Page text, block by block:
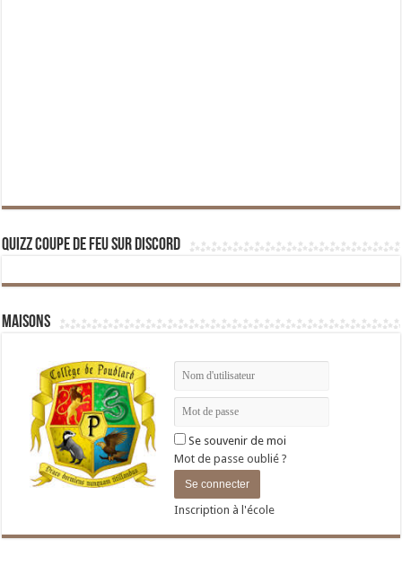
Quizz Coupe de Feu sur Discord
Maisons
Se souvenir de moi
Mot de passe oublié ?
Inscription à l'école